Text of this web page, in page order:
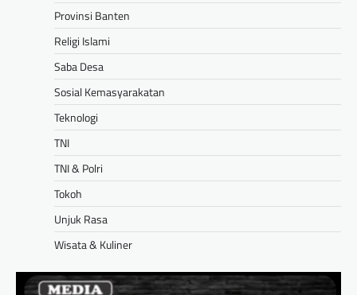
Provinsi Banten
Religi Islami
Saba Desa
Sosial Kemasyarakatan
Teknologi
TNI
TNI & Polri
Tokoh
Unjuk Rasa
Wisata & Kuliner